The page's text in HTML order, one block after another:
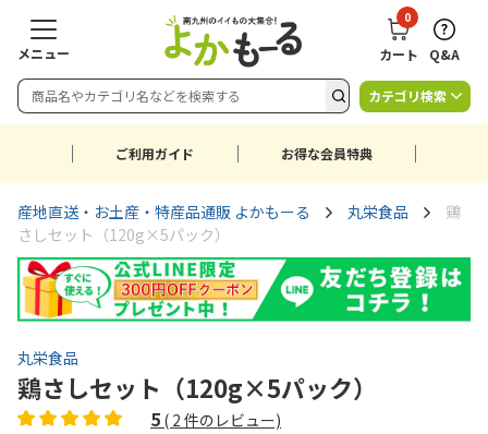
メニュー
0
カート Q&A
カテゴリ検索
ご利用ガイド お得な会員特典
産地直送・お土産・特産品通販 よかもーる 丸栄食品
鶏
さしセット（120g×5パック）
丸栄食品
鶏さしセット（120g×5パック）
5 ( 2 件のレビュー)